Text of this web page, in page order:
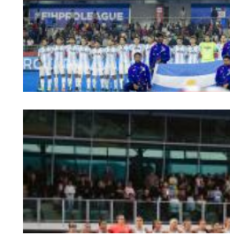
Del 15 al 30 de agosto disputarán el Mundial
LEER MÁS
29/05/2026
LOS LEONES CONVOCADOS PARA LA VENTANA
En junio, el seleccionado nacional disputará las
League 2025-26 en Inglaterra y Alemania.
LEER MÁS